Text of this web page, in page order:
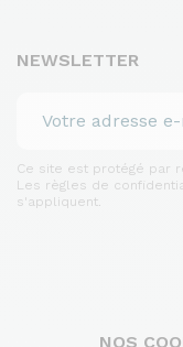
NEWSLETTER
Ce site est protégé par
Les règles de
s'appliquent.
NOS